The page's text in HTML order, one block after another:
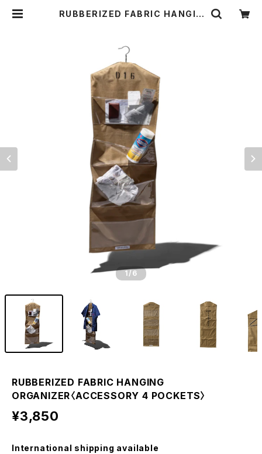
RUBBERIZED FABRIC HANGIN
1/6
RUBBERIZED FABRIC HANGING
ORGANIZER〈ACCESSORY 4 POCKETS〉
¥3,850
International shipping available